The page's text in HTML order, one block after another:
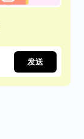
发送